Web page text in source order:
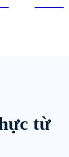
từ